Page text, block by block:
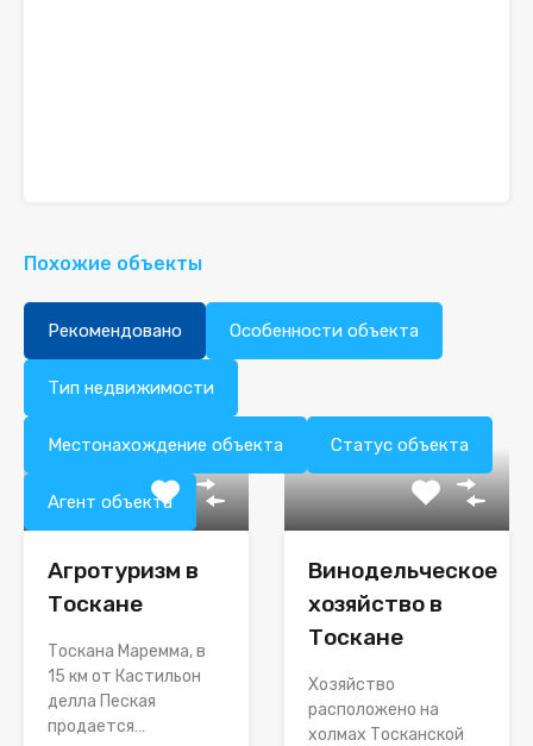
Похожие объекты
Рекомендовано Особенности объекта
Тип недвижимости
Местонахождение объекта Статус объекта
Агент объекта
Агротуризм в
Тоскане
Тоскана Маремма, в
15 км от Кастильон
делла Пеская
продается…
Винодельческое
хозяйство в
Тоскане
Хозяйство
расположено на
холмах Тосканской